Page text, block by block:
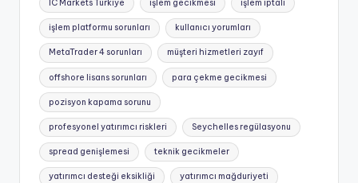
IC Markets Türkiye işlem gecikmesi işlem iptali
işlem platformu sorunları kullanıcı yorumları
MetaTrader 4 sorunları müşteri hizmetleri zayıf
offshore lisans sorunları para çekme gecikmesi
pozisyon kapama sorunu
profesyonel yatırımcı riskleri Seychelles regülasyonu
spread genişlemesi teknik gecikmeler
yatırımcı desteği eksikliği yatırımcı mağduriyeti